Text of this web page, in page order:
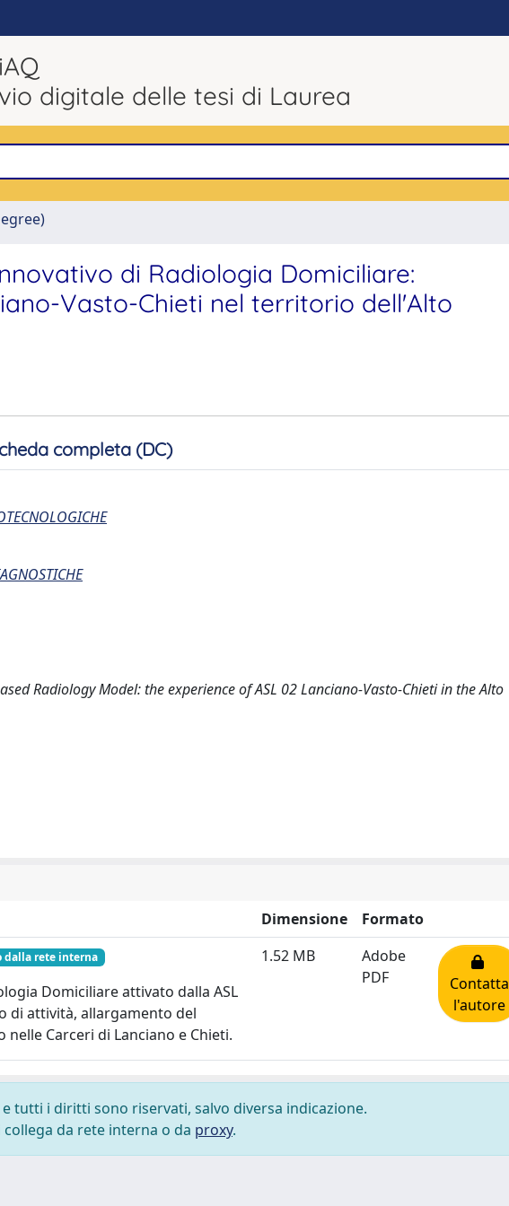
digitale delle tesi di Laurea
di Radiologia Domiciliare:
Vasto-Chieti nel territorio dell'Alto
completa (DC)
Radiology Model: the experience of ASL 02 Lanciano-Vasto-Chieti in the Alto
Dimensione
Formato
dalla rete interna
Domiciliare attivato dalla ASL
di attività, allargamento del
Carceri di Lanciano e Chieti.
1.52 MB
Adobe
PDF
Contatta
l'autore
tutti i diritti sono riservati, salvo diversa indicazione.
da rete interna o da proxy.